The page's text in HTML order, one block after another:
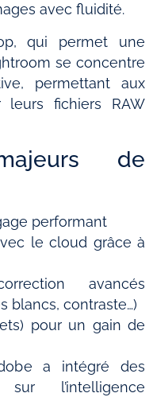
avec fluidité.
qui permet une
se concentre
permettant aux
leurs fichiers RAW
de
performant
le cloud grâce à
avancés
blancs, contraste…)
pour un gain de
a intégré des
l’intelligence